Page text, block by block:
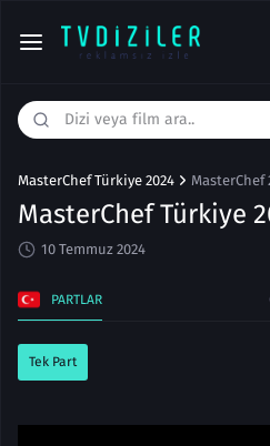
MasterChef Türkiye 2024 MasterChef
MasterChef Türkiye
10 Temmuz 2024
PARTLAR
Tek Part